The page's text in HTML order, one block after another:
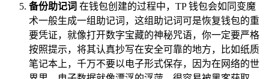
备份助记词 在钱包创建的过程中，TP 钱包会如同变魔
术一般生成一组助记词，这组助记词可是恢复钱包的重
要凭证，就像打开数字宝藏的神秘咒语，你一定要严格
按照提示，将其认真抄写在安全可靠的地方，比如纸质
笔记本上，千万不要以电子形式保存，因为在网络的世